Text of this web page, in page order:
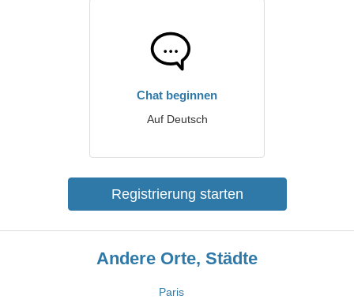
Chat beginnen
Auf Deutsch
Registrierung starten
Andere Orte, Städte
Paris